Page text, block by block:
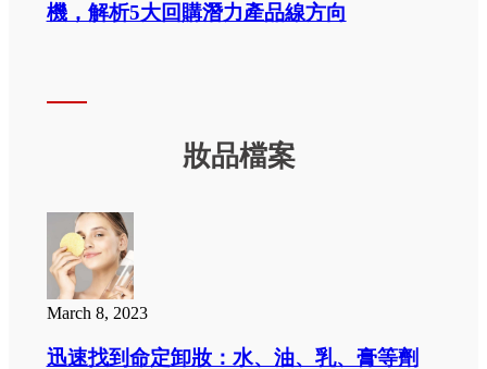
機，解析5大回購潛力產品線方向
妝品檔案
March 8, 2023
迅速找到命定卸妝：水、油、乳、膏等劑